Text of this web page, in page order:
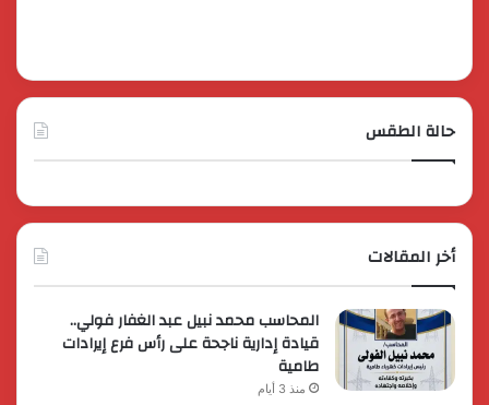
حالة الطقس
أخر المقالات
المحاسب محمد نبيل عبد الغفار فولي..
قيادة إدارية ناجحة على رأس فرع إيرادات
طامية
منذ 3 أيام